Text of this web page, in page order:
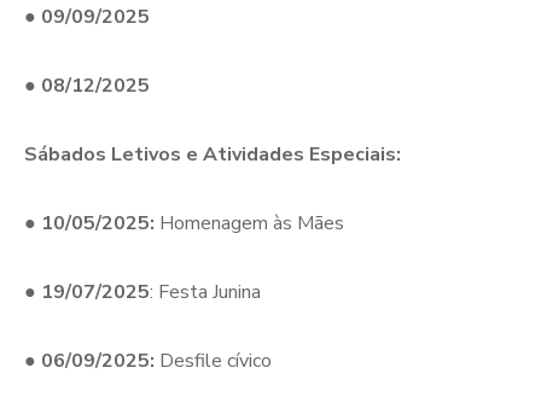
● 09/09/2025
● 08/12/2025
Sábados Letivos e Atividades Especiais:
● 10/05/2025: Homenagem às Mães
● 19/07/2025: Festa Junina
● 06/09/2025: Desfile cívico